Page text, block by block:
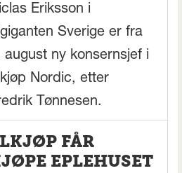
Eriksson i
Sverige er fra
august ny konsernsjef i
Nordic, etter
Tønnesen.
FÅR
EPLEHUSET